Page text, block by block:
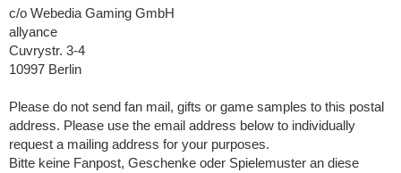
c/o Webedia Gaming GmbH
allyance
Cuvrystr. 3-4
10997 Berlin
Please do not send fan mail, gifts or game samples to this postal
address. Please use the email address below to individually
request a mailing address for your purposes.
Bitte keine Fanpost, Geschenke oder Spielemuster an diese